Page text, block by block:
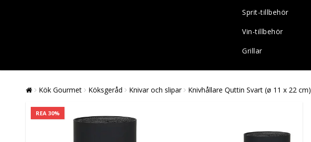
Sprit-tillbehör
Vin-tillbehör
Grillar
Kök Gourmet Köksgeråd Knivar och slipar Knivhållare Quttin Svart (ø 11 x 22 cm)
REA 30%